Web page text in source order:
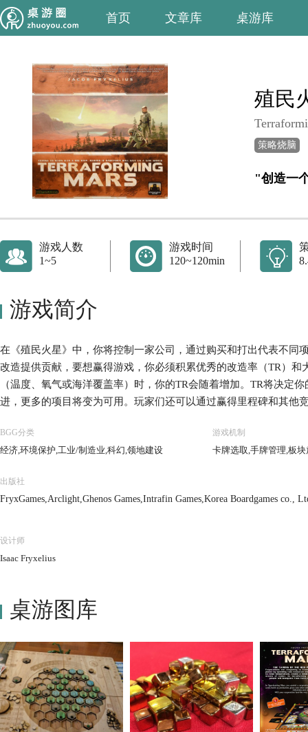
首页 文章库 桌游库
殖民
策略烧脑
"创造一
游戏人数
1~5
游戏时间
120~120min
游戏简介
在《殖民火星》中，你将控制一家公司，通过购买和打出代表不同
改造提供贡献，要想赢得游戏，你必须积累优秀的改造率（TR）
（温度、氧气或海洋覆盖率）时，你的TR会随着增加。TR将决定
进，更多的项目将变为可用。玩家们还可以通过赢得里程碑和其他
阶段，在指令阶段，传递起始玩家标志并推进时代标志，在研发阶
行动阶段，玩家们轮流将执行1-2个行动，直至所有玩家跳过。最
（覆盖率9）、温度超过冰点（+8 ˚C）时，游戏将会结束。 游戏
于你的TR、你在版图上的板块、获得的奖励、达到的里程碑和你打
BGG分类
经济,环境保护,工业/制造业,科幻,领地建设
游戏机制
卡牌选取,手牌管理,板
出版社
FryxGames,Arclight,Ghenos Games,Intrafin Games,Korea Boardgames co.,
设计师
Isaac Fryxelius
桌游图库